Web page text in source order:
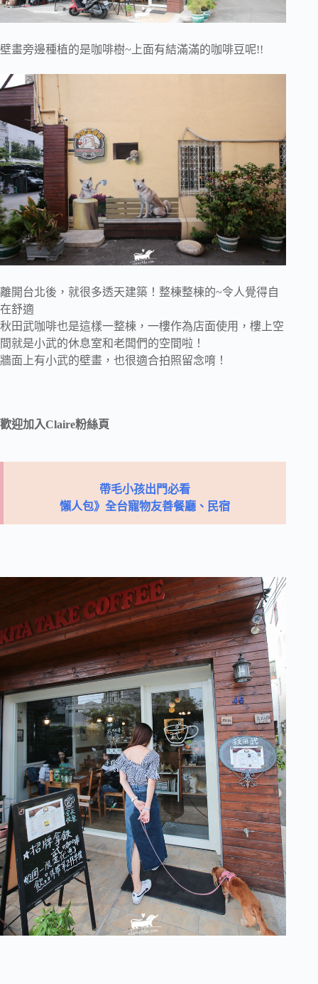
壁畫旁邊種植的是咖啡樹~上面有結滿滿的咖啡豆呢!!
離開台北後，就很多透天建築！整棟整棟的~令人覺得自
在舒適
秋田武咖啡也是這樣一整棟，一樓作為店面使用，樓上空
間就是小武的休息室和老闆們的空間啦！
牆面上有小武的壁畫，也很適合拍照留念唷！
歡迎加入Claire粉絲頁
帶毛小孩出門必看
懶人包》全台寵物友善餐廳、民宿